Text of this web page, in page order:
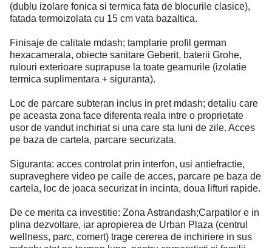
(dublu izolare fonica si termica fata de blocurile clasice),
fatada termoizolata cu 15 cm vata bazaltica.
Finisaje de calitate mdash; tamplarie profil german
hexacamerala, obiecte sanitare Geberit, baterii Grohe,
rulouri exterioare suprapuse la toate geamurile (izolatie
termica suplimentara + siguranta).
Loc de parcare subteran inclus in pret mdash; detaliu care
pe aceasta zona face diferenta reala intre o proprietate
usor de vandut inchiriat si una care sta luni de zile. Acces
pe baza de cartela, parcare securizata.
Siguranta: acces controlat prin interfon, usi antiefractie,
supraveghere video pe caile de acces, parcare pe baza de
cartela, loc de joaca securizat in incinta, doua lifturi rapide.
De ce merita ca investitie: Zona Astrandash;Carpatilor e in
plina dezvoltare, iar apropierea de Urban Plaza (centrul
wellness, parc, comert) trage cererea de inchiriere in sus